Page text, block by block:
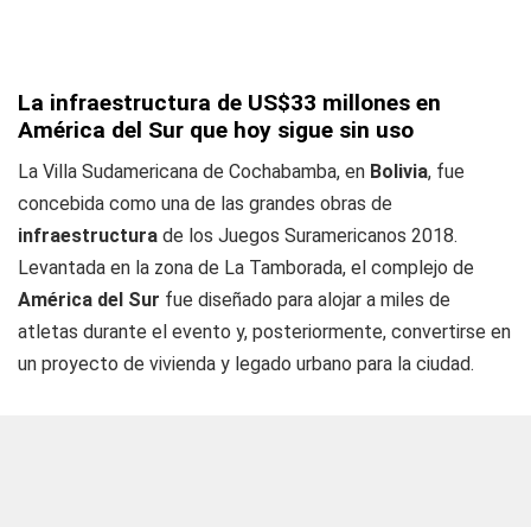
La infraestructura de US$33 millones en
América del Sur que hoy sigue sin uso
La Villa Sudamericana de Cochabamba, en Bolivia, fue
concebida como una de las grandes obras de
infraestructura de los Juegos Suramericanos 2018.
Levantada en la zona de La Tamborada, el complejo de
América del Sur fue diseñado para alojar a miles de
atletas durante el evento y, posteriormente, convertirse en
un proyecto de vivienda y legado urbano para la ciudad.